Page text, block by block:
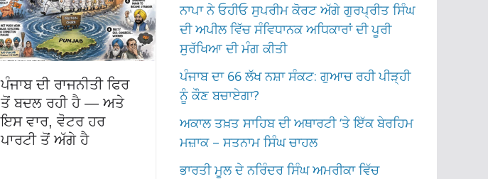
ਪੰਜਾਬ ਦੀ ਰਾਜਨੀਤੀ ਫਿਰ
ਤੋਂ ਬਦਲ ਰਹੀ ਹੈ — ਅਤੇ
ਇਸ ਵਾਰ, ਵੋਟਰ ਹਰ
ਪਾਰਟੀ ਤੋਂ ਅੱਗੇ ਹੈ
ਨਾਪਾ ਨੇ ਓਹੀਓ ਸੁਪਰੀਮ ਕੋਰਟ ਅੱਗੇ ਗੁਰਪ੍ਰੀਤ ਸਿੰਘ
ਦੀ ਅਪੀਲ ਵਿੱਚ ਸੰਵਿਧਾਨਕ ਅਧਿਕਾਰਾਂ ਦੀ ਪੂਰੀ
ਸੁਰੱਖਿਆ ਦੀ ਮੰਗ ਕੀਤੀ
ਪੰਜਾਬ ਦਾ 66 ਲੱਖ ਨਸ਼ਾ ਸੰਕਟ: ਗੁਆਚ ਰਹੀ ਪੀੜ੍ਹੀ
ਨੂੰ ਕੌਣ ਬਚਾਏਗਾ?
ਅਕਾਲ ਤਖ਼ਤ ਸਾਹਿਬ ਦੀ ਅਥਾਰਟੀ ‘ਤੇ ਇੱਕ ਬੇਰਹਿਮ
ਮਜ਼ਾਕ – ਸਤਨਾਮ ਸਿੰਘ ਚਾਹਲ
ਭਾਰਤੀ ਮੂਲ ਦੇ ਨਰਿੰਦਰ ਸਿੰਘ ਅਮਰੀਕਾ ਵਿੱਚ